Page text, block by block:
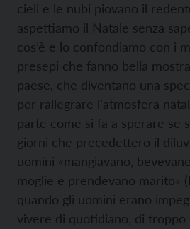
cieli e le nubi piovano il
aspettiamo il Natale senza
cos’è e lo confondiamo con i
presepi che fanno bella
paese, che diventano una
per rallegrare l’atmosfera
parte come si fa a sperare se
giorni che precedettero il
uomini «mangiavano,
moglie e prendevano marito»
quando gli uomini erano
vivere di quotidiano, di troppo